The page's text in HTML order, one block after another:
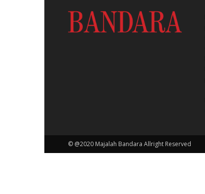
© @2020 Majalah Bandara Allright Reserved